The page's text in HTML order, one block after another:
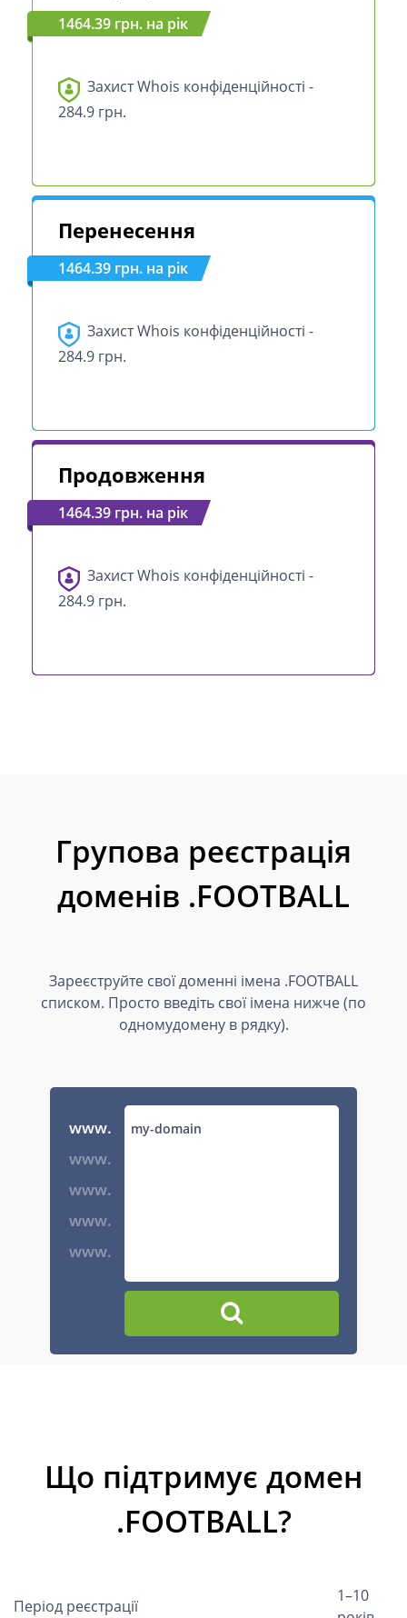
1464.39 грн. на рік
Захист Whois конфіденційності -
284.9 грн.
Перенесення
1464.39 грн. на рік
Захист Whois конфіденційності -
284.9 грн.
Продовження
1464.39 грн. на рік
Захист Whois конфіденційності -
284.9 грн.
Групова реєстрація
доменів .FOOTBALL
Зареєструйте свої доменні імена .FOOTBALL
списком. Просто введіть свої імена нижче (по
одномудомену в рядку).
www.
www.
www.
www.
www.
Що підтримує домен
.FOOTBALL?
Період реєстрації
1–10